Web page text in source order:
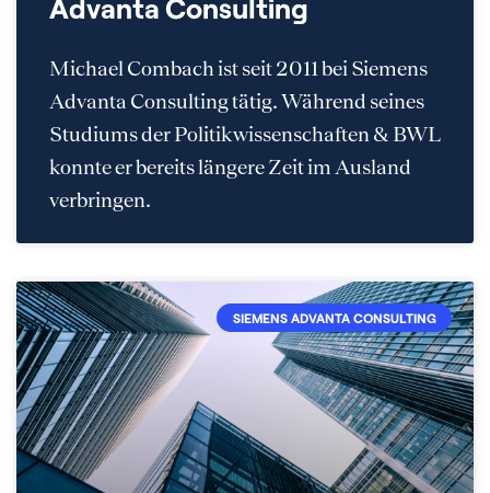
Advanta Consulting
Michael Combach ist seit 2011 bei Siemens
Advanta Consulting tätig. Während seines
Studiums der Politikwissenschaften & BWL
konnte er bereits längere Zeit im Ausland
verbringen.
SIEMENS ADVANTA CONSULTING